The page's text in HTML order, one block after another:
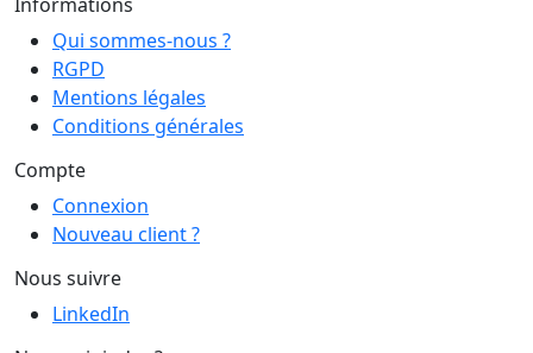
Qui sommes-nous ?
RGPD
Mentions légales
Conditions générales
Compte
Connexion
Nouveau client ?
Nous suivre
LinkedIn